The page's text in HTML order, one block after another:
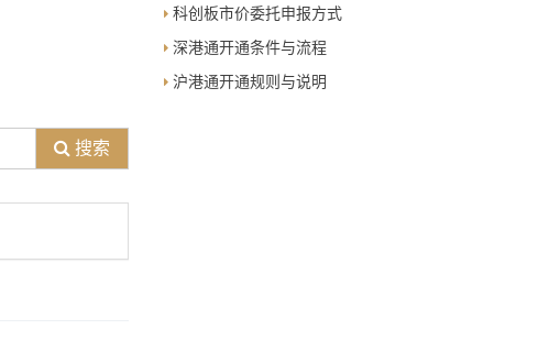
搜索
科创板市价委托申报方式
深港通开通条件与流程
沪港通开通规则与说明